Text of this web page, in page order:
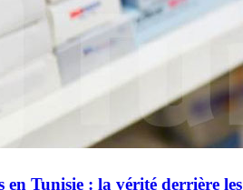
en Tunisie : la vérité derrière les